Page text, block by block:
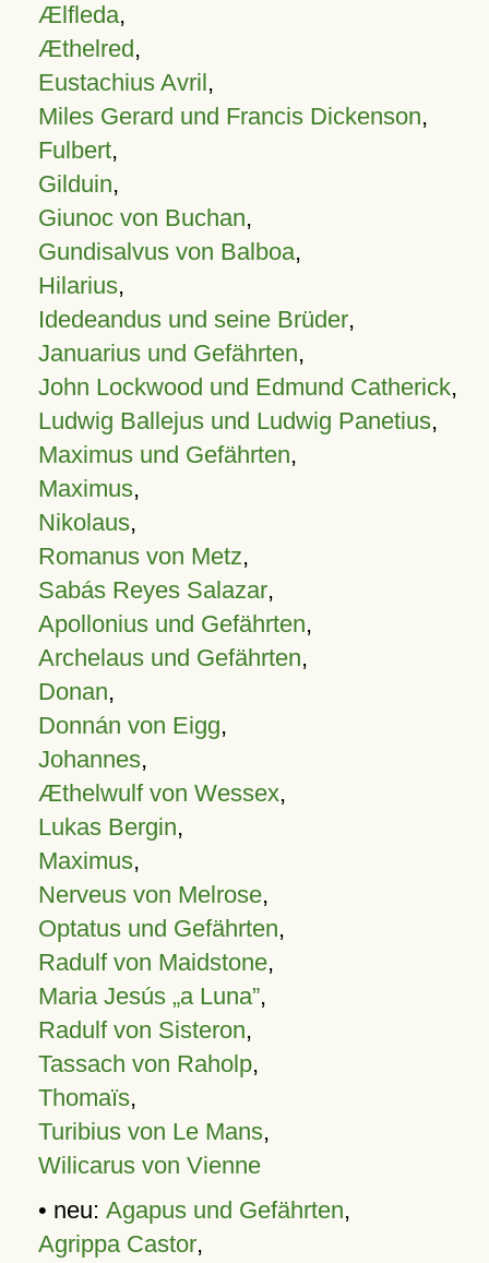
Ælfleda,
Æthelred,
Eustachius Avril,
Miles Gerard und Francis Dickenson,
Fulbert,
Gilduin,
Giunoc von Buchan,
Gundisalvus von Balboa,
Hilarius,
Idedeandus und seine Brüder,
Januarius und Gefährten,
John Lockwood und Edmund Catherick,
Ludwig Ballejus und Ludwig Panetius,
Maximus und Gefährten,
Maximus,
Nikolaus,
Romanus von Metz,
Sabás Reyes Salazar,
Apollonius und Gefährten,
Archelaus und Gefährten,
Donan,
Donnán von Eigg,
Johannes,
Æthelwulf von Wessex,
Lukas Bergin,
Maximus,
Nerveus von Melrose,
Optatus und Gefährten,
Radulf von Maidstone,
Maria Jesús „a Luna”,
Radulf von Sisteron,
Tassach von Raholp,
Thomaïs,
Turibius von Le Mans,
Wilicarus von Vienne
• neu: Agapus und Gefährten,
Agrippa Castor,